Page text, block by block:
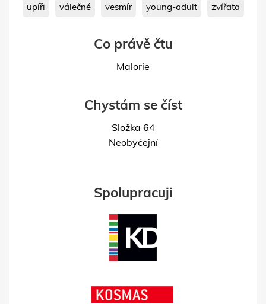
upíři válečné vesmír young-adult zvířata
Co právě čtu
Malorie
Chystám se číst
Složka 64
Neobyčejní
Spolupracuji